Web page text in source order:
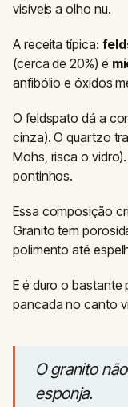
visíveis a olho nu.
A receita típica:
(cerca de 20%) e
anfibólio e óxidos
O feldspato dá a
cinza). O quartzo
Mohs, risca o
pontinhos.
Essa composição
Granito tem
polimento até
E é duro o bastante
pancada no canto
O granito
esponja.